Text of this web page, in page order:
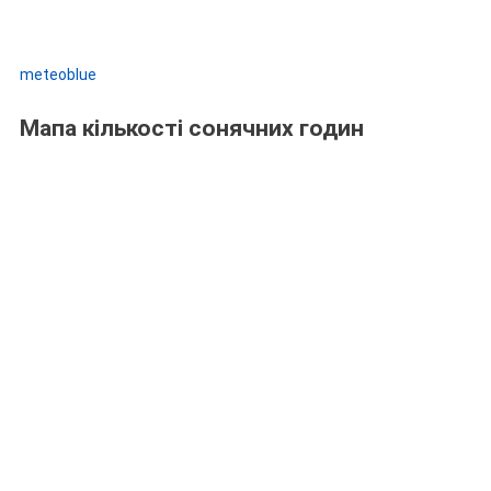
meteoblue
Мапа кількості сонячних годин